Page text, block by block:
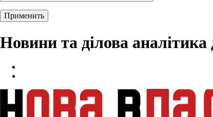
Новини та ділова